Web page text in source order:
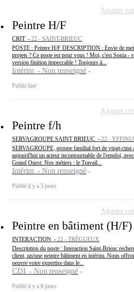
Peintre H/F
CRIT - 22 - SAINT-BRIEUC
POSTE : Peintre H/F DESCRIPTION : Envie de
projets ? Ce poste est pour vous ! Moi, c'est Sonia -
version finition impeccable ! Toujours à...
Intérim - Non renseigné
Publié hier
Ajouter
Peintre f/h
SERVAGROUPE SAINT BRIEUC - 22 -
SERVAGROUPE, groupe familial fort de vingt-cinq
aujourd'hui un acteur incontournable de l'emploi,
Grand Ouest. Nos métiers : le Travail...
Intérim - Non renseigné
Publié il y a 5 jours
Ajouter
Peintre en bâtiment (H/F)
INTERACTION - 22 - TRÉGUEUX
Description du poste : Interaction Saint-Brieuc
client, un/une peintre bâtiment en intérim. Nous
oeuvre votre expertise dans le...
CDI - Non renseigné
Publié il y a 8 jours
Ajouter